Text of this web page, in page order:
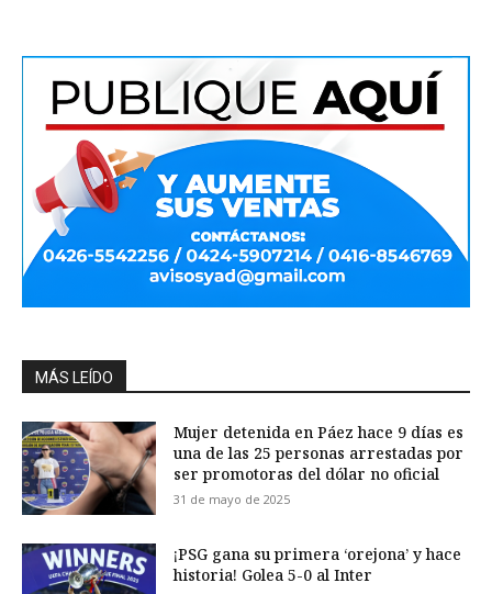
MÁS LEÍDO
Mujer detenida en Páez hace 9 días es
una de las 25 personas arrestadas por
ser promotoras del dólar no oficial
31 de mayo de 2025
¡PSG gana su primera ‘orejona’ y hace
historia! Golea 5-0 al Inter